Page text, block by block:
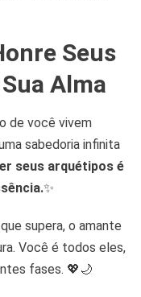
Seus
Alma
de você vivem
sabedoria infinita
seus arquétipos é
✨
supera, o amante
Você é todos eles,
fases. 💖🌙